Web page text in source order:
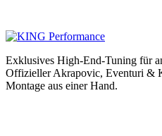
Exklusives High-End-Tuning für
Offizieller Akrapovic, Eventuri &
Montage aus einer Hand.